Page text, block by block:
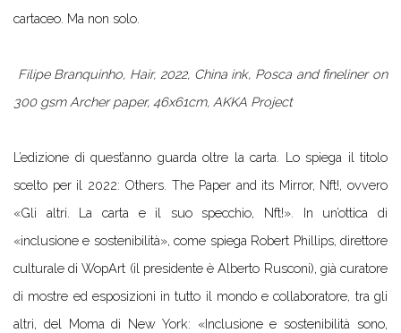
cartaceo. Ma non solo.
Filipe Branquinho, Hair, 2022, China ink, Posca and fineliner on
300 gsm Archer paper, 46x61cm, AKKA Project
L’edizione di quest’anno guarda oltre la carta. Lo spiega il titolo
scelto per il 2022: Others. The Paper and its Mirror, Nft!, ovvero
«Gli altri. La carta e il suo specchio, Nft!». In un’ottica di
«inclusione e sostenibilità», come spiega Robert Phillips, direttore
culturale di WopArt (il presidente è Alberto Rusconi), già curatore
di mostre ed esposizioni in tutto il mondo e collaboratore, tra gli
altri, del Moma di New York: «Inclusione e sostenibilità sono,